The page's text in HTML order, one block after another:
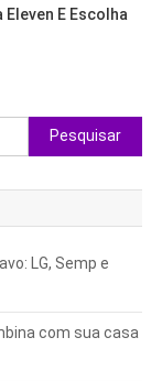
E Escolha
Pesquisar
por:
LG, Semp e
com sua casa